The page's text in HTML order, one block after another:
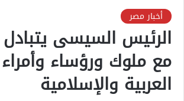
أخبار مصر
الرئيس السيسى يتبادل
مع ملوك ورؤساء
العربية والإسلامية